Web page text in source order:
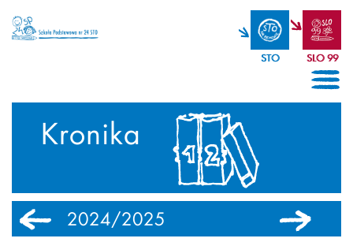
STO SLO 99
Kronika
2024/2025 2023/2024